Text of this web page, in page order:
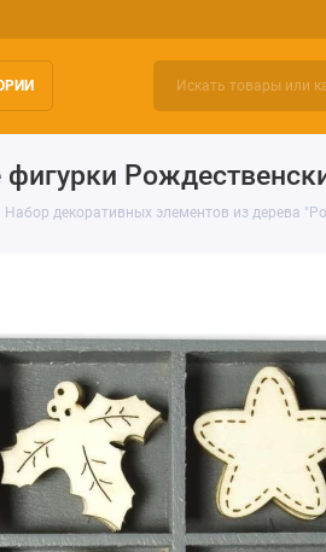
Набор декоративных элементов из дерева